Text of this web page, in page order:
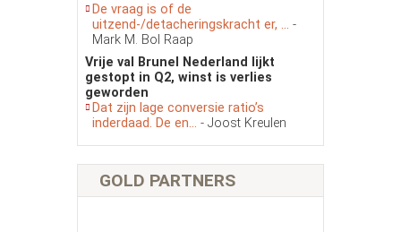
De vraag is of de
uitzend-/detacheringskracht er, ... -
Mark M. Bol Raap
Vrije val Brunel Nederland lijkt
gestopt in Q2, winst is verlies
geworden
Dat zijn lage conversie ratio’s
inderdaad. De en... - Joost Kreulen
GOLD PARTNERS